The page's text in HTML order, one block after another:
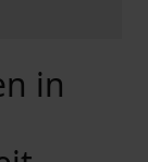
in